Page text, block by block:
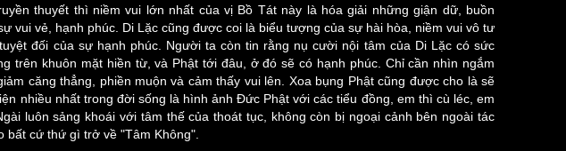
thuyết thì niềm vui lớn nhất của vị Bồ Tát này là hóa giải những giận dữ, buồn
vui vẻ, hạnh phúc. Di Lặc cũng được coi là biểu tượng của sự hài hòa, niềm vui vô tư
đối của sự hạnh phúc. Người ta còn tin rằng nụ cười nội tâm của Di Lặc có sức
trên khuôn mặt hiền từ, và Phật tới đâu, ở đó sẽ có hạnh phúc. Chỉ cần nhìn ngắm
căng thẳng, phiền muộn và cảm thấy vui lên. Xoa bụng Phật cũng được cho là sẽ
nhiều nhất trong đời sống là hình ảnh Đức Phật với các tiểu đồng, em thì cù léc, em
luôn sảng khoái với tâm thế của thoát tục, không còn bị ngoại cảnh bên ngoài tác
bất cứ thứ gì trở về "Tâm Không".